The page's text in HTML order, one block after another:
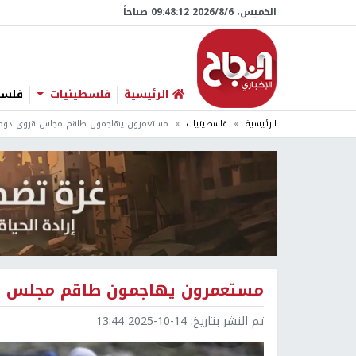
الخميس، 6/‏8/‏2026 09:48:13 صباحاً
الرئيسية فلسطينيات
الرئيسية فلسطينيات مستعمرون يهاجمون طاقم مجلس قروي
مستعمرون يهاجمون طاقم مجلس
تم النشر بتاريخ: 2025-10-14 13:44